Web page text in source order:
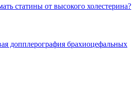
статины от высокого холестерина?
допплерография брахиоцефальных